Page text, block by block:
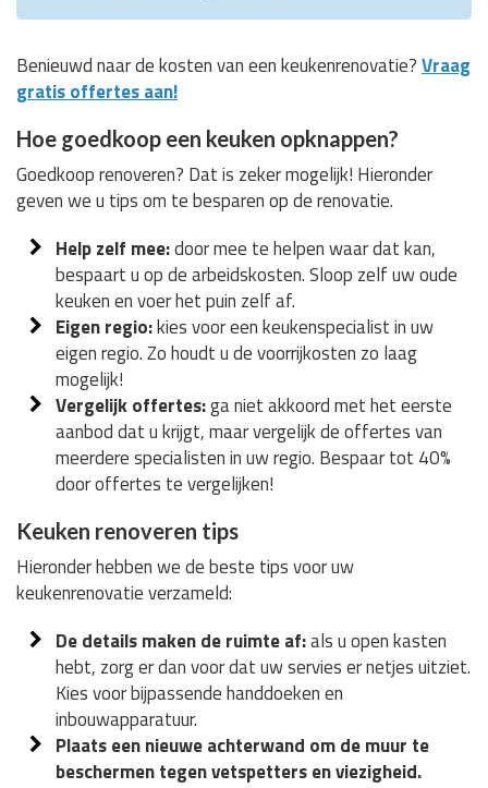
Benieuwd naar de kosten van een keukenrenovatie?Vraag
gratis offertes aan!
Hoe goedkoop een keuken opknappen?
Goedkoop renoveren? Dat is zeker mogelijk! Hieronder
geven we u tips om te besparen op de renovatie.
Help zelf mee:door mee te helpen waar dat kan,
bespaart u op de arbeidskosten. Sloop zelf uw oude
keuken en voer het puin zelf af.
Eigen regio:kies voor een keukenspecialist in uw
eigen regio. Zo houdt u de voorrijkosten zo laag
mogelijk!
Vergelijk offertes:ga niet akkoord met het eerste
aanbod dat u krijgt, maar vergelijk de offertes van
meerdere specialisten in uw regio. Bespaar tot 40%
door offertes te vergelijken!
Keuken renoveren tips
Hieronder hebben we de beste tips voor uw
keukenrenovatie verzameld:
De details maken de ruimte af:als u open kasten
hebt, zorg er dan voor dat uw servies er netjes uitziet.
Kies voor bijpassende handdoeken en
inbouwapparatuur.
Plaats een nieuwe achterwand om de muur te
beschermen tegen vetspetters en viezigheid.